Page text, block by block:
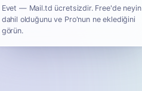
Evet — Mail.td ücretsizdir. Free'de neyin
dahil olduğunu ve Pro'nun ne eklediğini
görün.